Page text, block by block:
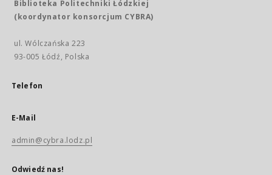
Biblioteka Politechniki Łódzkiej
(koordynator konsorcjum CYBRA)
ul. Wólczańska 223
93-005 Łódź, Polska
Telefon
E-Mail
admin@cybra.lodz.pl
Odwiedź nas!